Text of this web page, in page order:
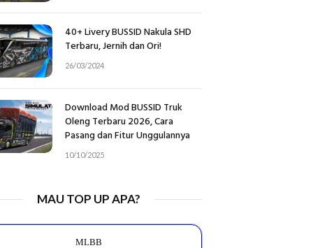
40+ Livery BUSSID Nakula SHD
Terbaru, Jernih dan Ori!
26/03/2024
Download Mod BUSSID Truk
Oleng Terbaru 2026, Cara
Pasang dan Fitur Unggulannya
10/10/2025
MAU TOP UP APA?
MLBB